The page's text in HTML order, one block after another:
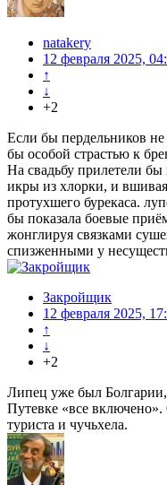
natakery
12 февраля 2025,
↑
↓
+2
Если бы пердельников
бы особой страстью к
На свадьбу прилетели
икры из хлорки, и
протухшего бурекаса.
бы показала боевые
жонглируя связками
спизженными у
Закройщик
12 февраля 2025,
↑
↓
+2
Липец уже был Болгарии,
Путевке «все
туриста и чучьхела.